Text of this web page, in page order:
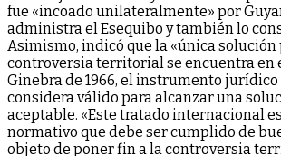
fue «incoado unilateralmente» por
administra el Esequibo y también lo
Asimismo, indicó que la «única solución
controversia territorial se encuentra en
Ginebra de 1966, el instrumento jurídico
considera válido para alcanzar una
aceptable. «Este tratado internacional
normativo que debe ser cumplido de
objeto de poner fin a la controversia